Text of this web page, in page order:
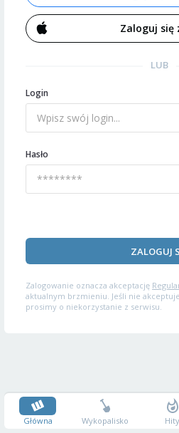
Zaloguj się
LUB
Login
Hasło
ZALOGUJ
Zalogowanie oznacza akceptację
aktualnym brzmieniu. Jeśli nie
prosimy o niekorzystanie z serwisu.
Główna Wykopalisko Hity